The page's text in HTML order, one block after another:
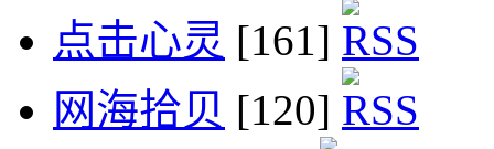
点击心灵 [161]
网海拾贝 [120]